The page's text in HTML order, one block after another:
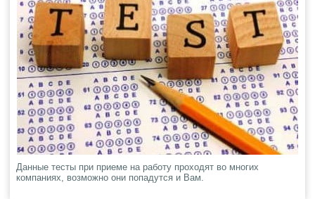
Данные тесты при приеме на работу проходят во многих
компаниях, возможно они попадутся и Вам.